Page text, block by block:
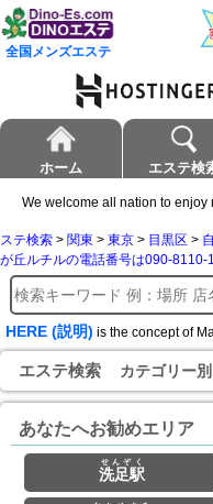
全国メンズエステ
ホーム エステ検
We welcome all nation to enjoy
ステ検索 > 関東 > 東京 > 目黒区 >
が丘ルチルの電話番号は090-8110-
HERE (説明) is the concept of
エステ検索 カテゴリー別
あなたへお勧めエリア
洗足駅
せんぞく